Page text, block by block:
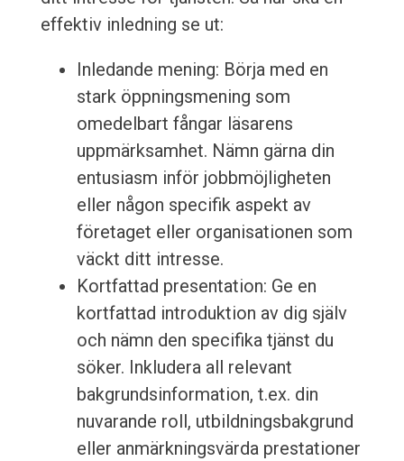
effektiv inledning se ut:
Inledande mening: Börja med en
stark öppningsmening som
omedelbart fångar läsarens
uppmärksamhet. Nämn gärna din
entusiasm inför jobbmöjligheten
eller någon specifik aspekt av
företaget eller organisationen som
väckt ditt intresse.
Kortfattad presentation: Ge en
kortfattad introduktion av dig själv
och nämn den specifika tjänst du
söker. Inkludera all relevant
bakgrundsinformation, t.ex. din
nuvarande roll, utbildningsbakgrund
eller anmärkningsvärda prestationer